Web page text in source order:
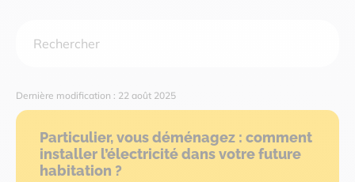
ACTUALITÉS
Dernière modification : 22 août 2025
Particulier, vous déménagez : comment
installer l’électricité dans votre future
habitation ?